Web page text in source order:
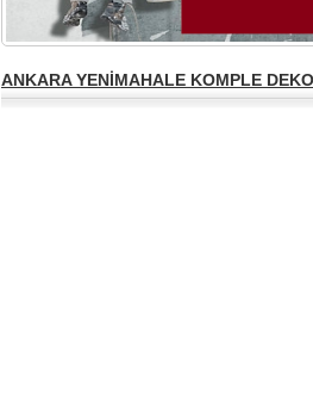
ANKARA YENİMAHALE KOMPLE